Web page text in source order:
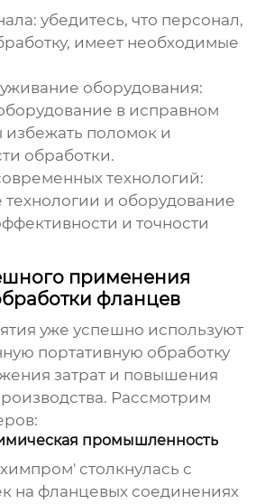
: убедитесь, что персонал,
имеет необходимые
оборудования:
в исправном
избежать поломок и
обработки.
технологий:
и оборудование
и точности
применения
фланцев
уже успешно используют
портативную обработку
затрат и повышения
Рассмотрим
промышленность
столкнулась с
на фланцевых соединениях